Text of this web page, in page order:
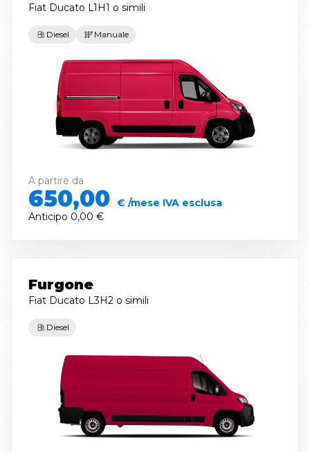
Fiat Ducato L1H1 o simili
Diesel Manuale
A partire da
650,00 € /mese IVA esclusa
Anticipo 0,00 €
Furgone
Fiat Ducato L3H2 o simili
Diesel